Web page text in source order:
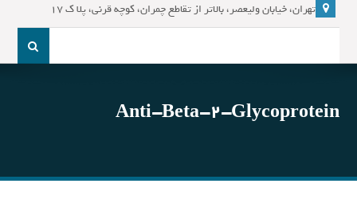
تهران، خیابان ولیعصر، بالاتر از تقاطع چمران، کوچه قرنی، پلا ک 17
جست
Anti-Beta-2-Glycoprotein